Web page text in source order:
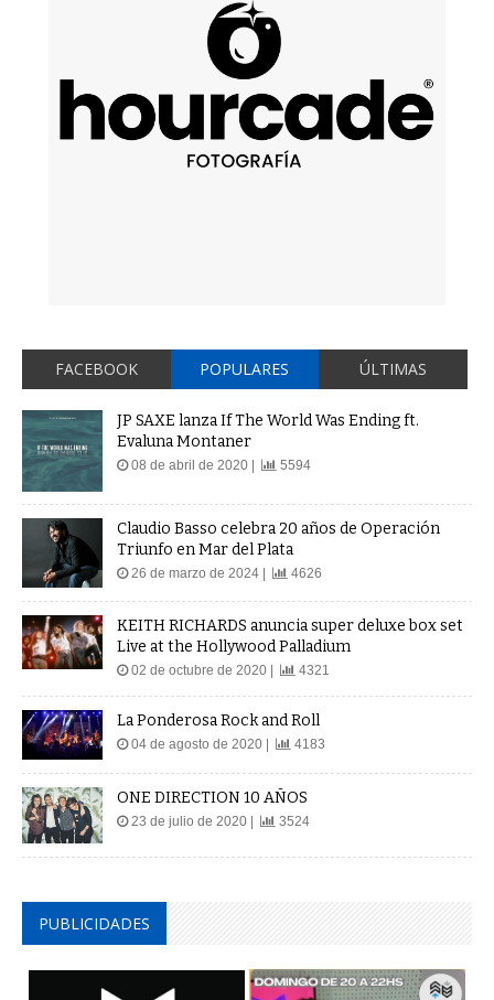
FACEBOOK POPULARES ÚLTIMAS
JP SAXE lanza If The World Was Ending ft.
Evaluna Montaner
08 de abril de 2020 | 5594
Claudio Basso celebra 20 años de Operación
Triunfo en Mar del Plata
26 de marzo de 2024 | 4626
KEITH RICHARDS anuncia super deluxe box set
Live at the Hollywood Palladium
02 de octubre de 2020 | 4321
La Ponderosa Rock and Roll
04 de agosto de 2020 | 4183
ONE DIRECTION 10 AÑOS
23 de julio de 2020 | 3524
PUBLICIDADES